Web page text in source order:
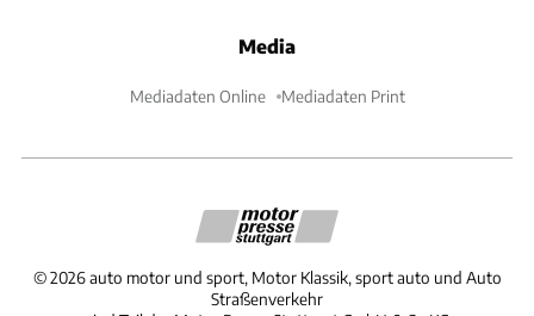
Media
Mediadaten Online Mediadaten Print
©2026 auto motor und sport, Motor Klassik, sport auto und Auto
Straßenverkehr